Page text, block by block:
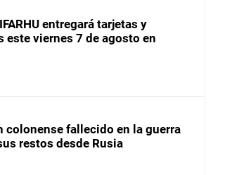
entregará tarjetas y
este viernes 7 de agosto en
colonense fallecido en la guerra
restos desde Rusia